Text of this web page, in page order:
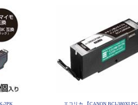
2PK
エコリカ 【CANON BCI-380XLPG